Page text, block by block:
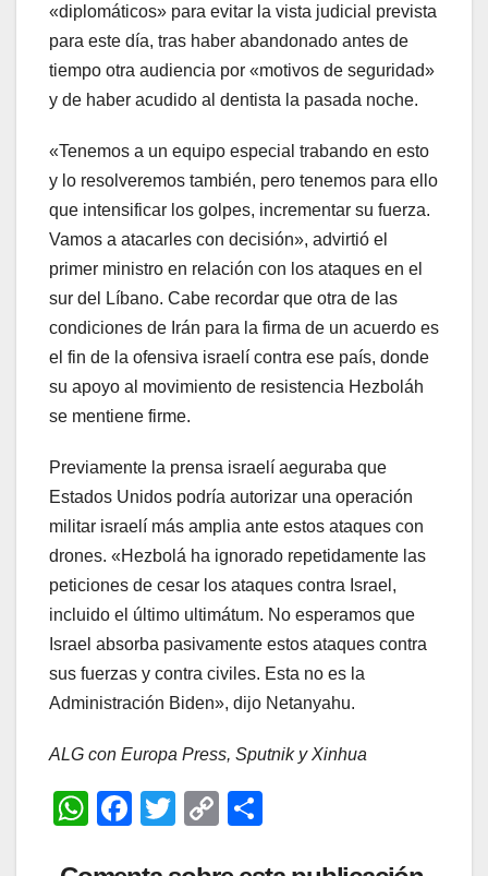
«diplomáticos» para evitar la vista judicial prevista
para este día, tras haber abandonado antes de
tiempo otra audiencia por «motivos de seguridad»
y de haber acudido al dentista la pasada noche.
«Tenemos a un equipo especial trabando en esto
y lo resolveremos también, pero tenemos para ello
que intensificar los golpes, incrementar su fuerza.
Vamos a atacarles con decisión», advirtió el
primer ministro en relación con los ataques en el
sur del Líbano. Cabe recordar que otra de las
condiciones de Irán para la firma de un acuerdo es
el fin de la ofensiva israelí contra ese país, donde
su apoyo al movimiento de resistencia Hezboláh
se mentiene firme.
Previamente la prensa israelí aeguraba que
Estados Unidos podría autorizar una operación
militar israelí más amplia ante estos ataques con
drones. «Hezbolá ha ignorado repetidamente las
peticiones de cesar los ataques contra Israel,
incluido el último ultimátum. No esperamos que
Israel absorba pasivamente estos ataques contra
sus fuerzas y contra civiles. Esta no es la
Administración Biden», dijo Netanyahu.
ALG con Europa Press, Sputnik y Xinhua
W
F
T
C